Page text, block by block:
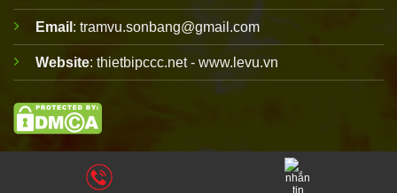
Email : tramvu.sonbang@gmail.com
Website: thietbipccc.net - www.levu.vn
Copyright 2010 © thuộc
. Vui lòng ghi rõ